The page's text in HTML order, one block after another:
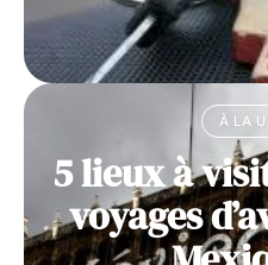
À LA
5 lieux à
voyages